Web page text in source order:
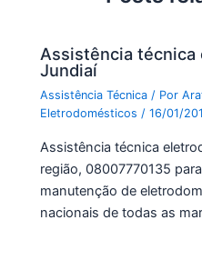
k
p
Assistência
Jundiaí
Assistência Técnica / Por
Eletrodomésticos/16/01/
Assistência técnica
região, 08007770135
manutenção de
nacionais de todas as